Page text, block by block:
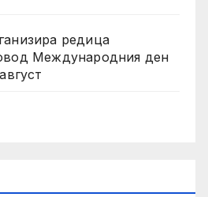
редица
Международния ден